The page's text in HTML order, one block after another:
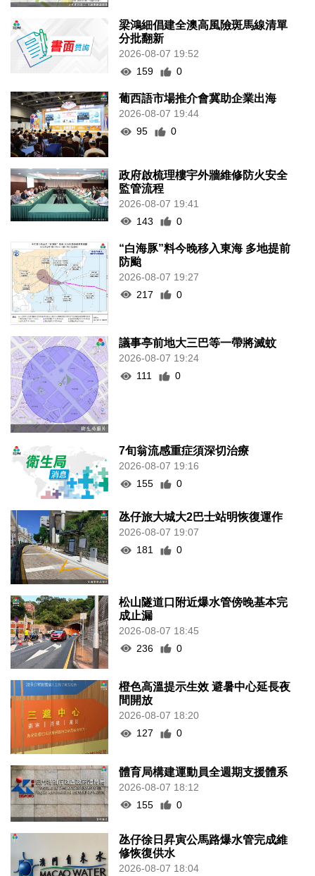
梁鴻細倡建全澳高風險斑馬線清單
分批翻新
2026-08-07 19:52
159
0
葡西語市場推介會冀助企業出海
2026-08-07 19:44
95
0
政府啟梳理樓宇外牆維修防火安全
監管流程
2026-08-07 19:41
143
0
“白海豚”料今晚移入東海 多地提前
防颱
2026-08-07 19:27
217
0
議事亭前地大三巴等一帶將滅蚊
2026-08-07 19:24
111
0
7旬翁流感重症須深切治療
2026-08-07 19:16
155
0
氹仔旅大城大2巴士站明恢復運作
2026-08-07 19:07
181
0
松山隧道口附近爆水管傍晚基本完
成止漏
2026-08-07 18:45
236
0
橙色高溫提示生效 避暑中心延長夜
間開放
2026-08-07 18:20
127
0
體育局構建運動員全週期支援體系
2026-08-07 18:12
155
0
氹仔徐日昇寅公馬路爆水管完成維
修恢復供水
2026-08-07 18:04